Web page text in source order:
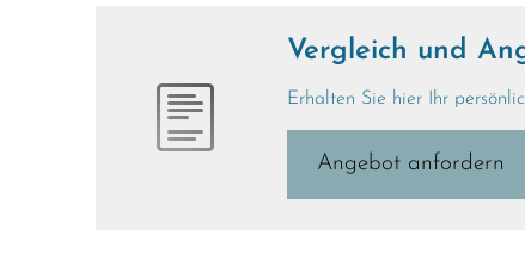
Vergleich und
Erhalten Sie hier Ihr
An­ge­bot an­for­dern